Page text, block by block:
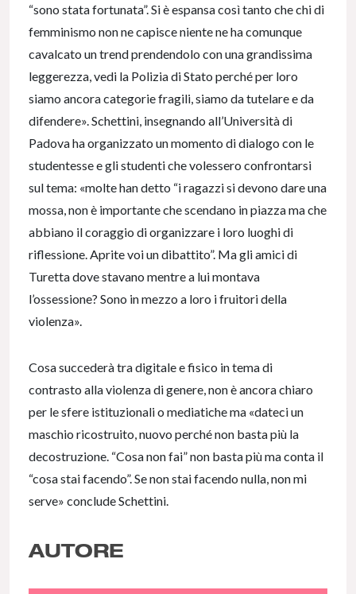
“sono stata fortunata”. Si è espansa così tanto che chi di
femminismo non ne capisce niente ne ha comunque
cavalcato un trend prendendolo con una grandissima
leggerezza, vedi la Polizia di Stato perché per loro
siamo ancora categorie fragili, siamo da tutelare e da
difendere». Schettini, insegnando all’Università di
Padova ha organizzato un momento di dialogo con le
studentesse e gli studenti che volessero confrontarsi
sul tema: «molte han detto “i ragazzi si devono dare una
mossa, non è importante che scendano in piazza ma che
abbiano il coraggio di organizzare i loro luoghi di
riflessione. Aprite voi un dibattito”. Ma gli amici di
Turetta dove stavano mentre a lui montava
l’ossessione? Sono in mezzo a loro i fruitori della
violenza».
Cosa succederà tra digitale e fisico in tema di
contrasto alla violenza di genere, non è ancora chiaro
per le sfere istituzionali o mediatiche ma «dateci un
maschio ricostruito, nuovo perché non basta più la
decostruzione. “Cosa non fai” non basta più ma conta il
“cosa stai facendo”. Se non stai facendo nulla, non mi
serve» conclude Schettini.
AUTORE